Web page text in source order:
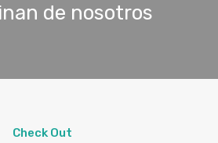
de nosotros
Check Out